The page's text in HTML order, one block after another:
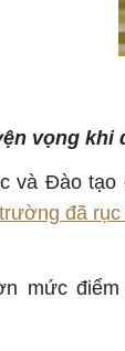
vọng
và Đào
đã
mức